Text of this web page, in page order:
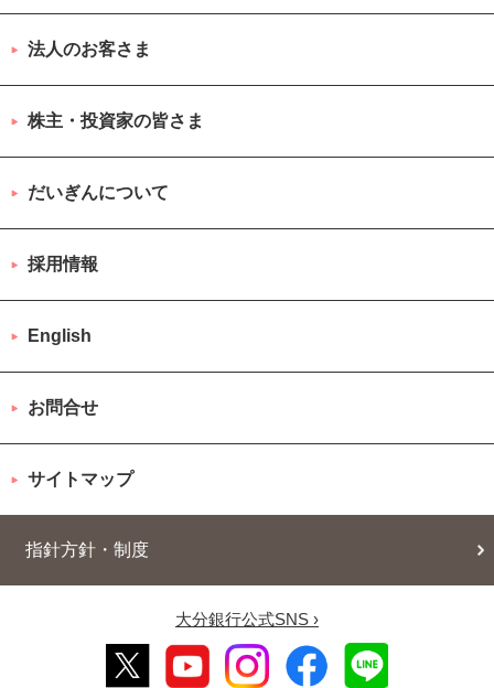
法人のお客さま
株主・投資家の皆さま
だいぎんについて
採用情報
English
お問合せ
サイトマップ
指針方針・制度
大分銀行公式SNS ›